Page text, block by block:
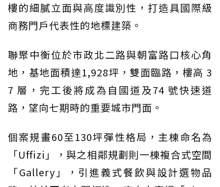
樓的細膩立面與高度識別性，打造具國際級
商務門戶代表性的地標建築。
聯聚中衡位於市政北二路與朝富路口核心角
地，基地面積達1,928坪，雙面臨路，樓高 3
7 層，完工後將成為自國道及74 號快速道
路，望向七期時的重要城市門面。
個案規畫60至130坪彈性格局，主棟命名為
「Uffizi」，與之相鄰規劃則一棟複合式空間
「Gallery」，引進義式餐飲與設計選物品